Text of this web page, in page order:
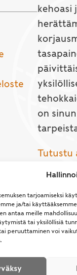
tarjoamiseksi
ja/tai
antaa meille
tai yksilöllisiä
peruuttaminen voi
kehoasi
on
Tutustu
Reserved.